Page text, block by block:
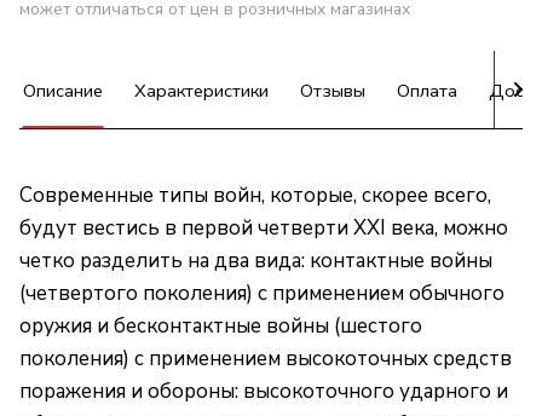
может отличаться от цен в розничных магазинах
Описание Характеристики Отзывы Оплата
Современные типы войн, которые, скорее всего,
будут вестись в первой четверти XXI века, можно
четко разделить на два вида: контактные войны
(четвертого поколения) с применением обычного
оружия и бесконтактные войны (шестого
поколения) с применением высокоточных средств
поражения и обороны: высокоточного ударного и